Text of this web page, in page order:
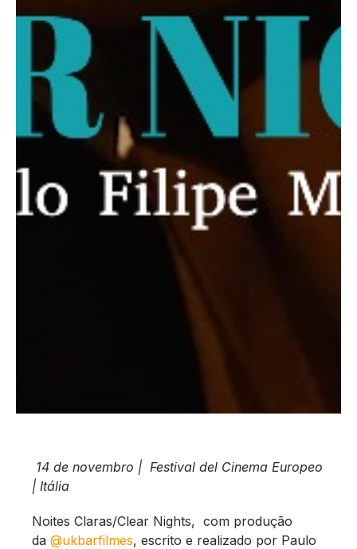
14 de novembro | Festival del Cinema Europeo
| Itália
Noites Claras/Clear Nights, com produção
da @ukbarfilmes, escrito e realizado por Paulo